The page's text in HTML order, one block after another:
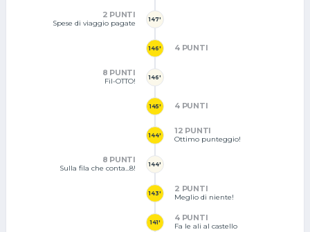
147'
2 PUNTI
Spese di viaggio pagate
146' 4 PUNTI
146'
8 PUNTI
Fil-OTTO!
145' 4 PUNTI
144' 12 PUNTI
Ottimo punteggio!
144'
8 PUNTI
Sulla fila che conta...8!
143' 2 PUNTI
Meglio di niente!
141' 4 PUNTI
Fa le ali al castello